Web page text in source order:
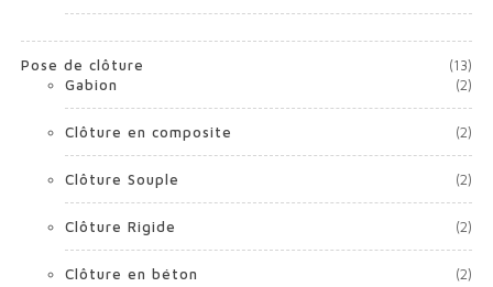
Pose de clôture
(13)
Gabion
(2)
Clôture en composite (2)
Clôture Souple (2)
Clôture Rigide (2)
Clôture en béton (2)